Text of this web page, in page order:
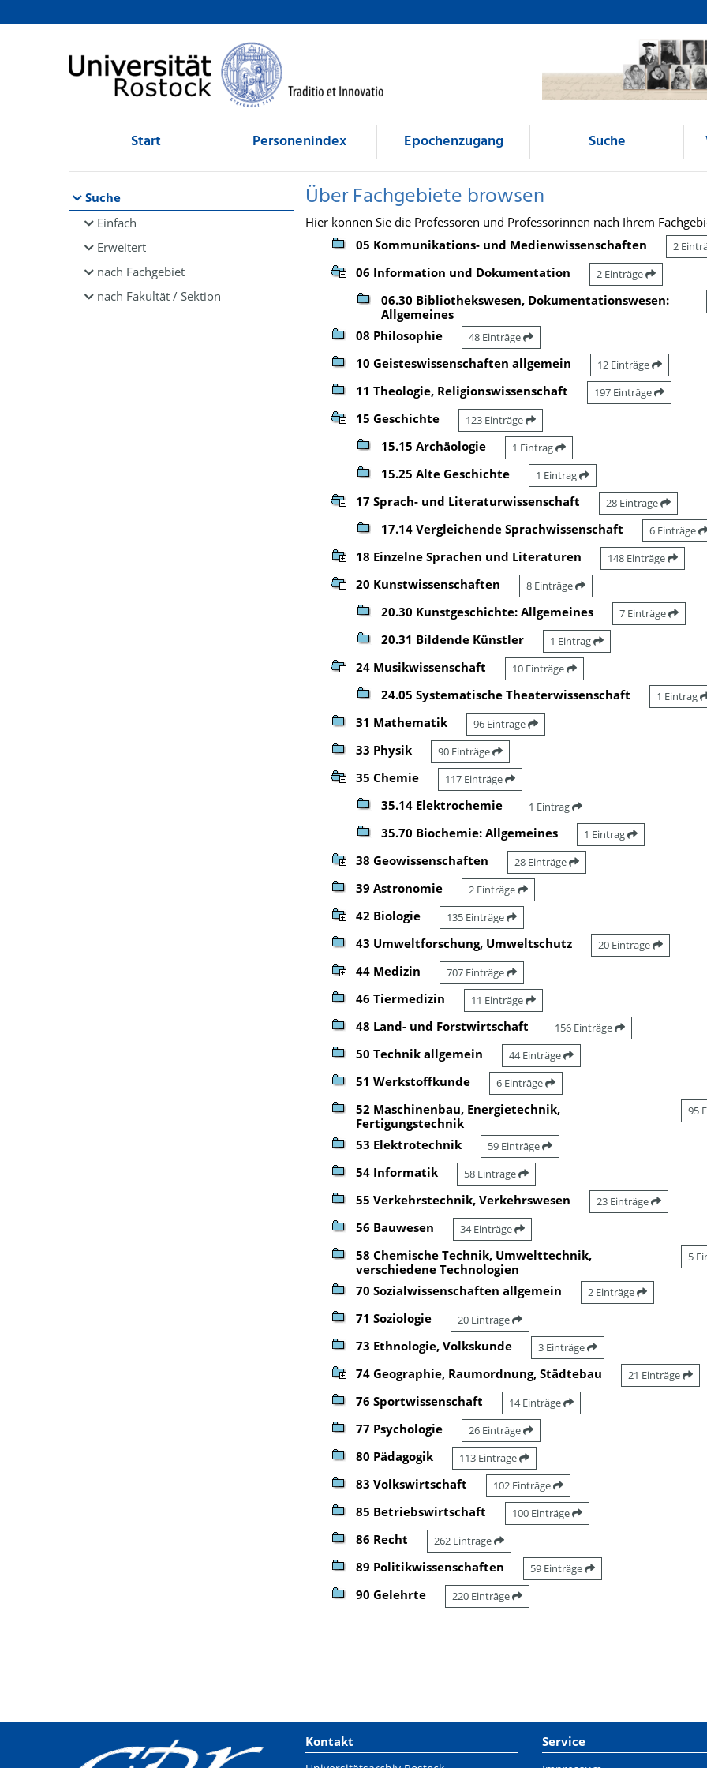
Browsen
direkt zum Inhalt
Start Personenindex Epochenzugang Suche
Suche
Einfach
Erweitert
nach Fachgebiet
nach Fakultät / Sektion
Über Fachgebiete browsen
Hier können Sie die Professoren und Professorinnen nach Ihrem
05 Kommunikations- und Medienwissenschaften
2
06 Information und Dokumentation 2 Einträge
06.30 Bibliothekswesen, Dokumentationswesen:
Allgemeines
08 Philosophie 48 Einträge
10 Geisteswissenschaften allgemein 12 Einträge
11 Theologie, Religionswissenschaft 197 Einträge
15 Geschichte 123 Einträge
15.15 Archäologie 1 Eintrag
15.25 Alte Geschichte 1 Eintrag
17 Sprach- und Literaturwissenschaft 28 Einträge
17.14 Vergleichende Sprachwissenschaft 6 Einträge
18 Einzelne Sprachen und Literaturen 148 Einträge
20 Kunstwissenschaften 8 Einträge
20.30 Kunstgeschichte: Allgemeines 7 Einträge
20.31 Bildende Künstler 1 Eintrag
24 Musikwissenschaft 10 Einträge
24.05 Systematische Theaterwissenschaft 1 Eintrag
31 Mathematik 96 Einträge
33 Physik 90 Einträge
35 Chemie 117 Einträge
35.14 Elektrochemie 1 Eintrag
35.70 Biochemie: Allgemeines 1 Eintrag
38 Geowissenschaften 28 Einträge
39 Astronomie 2 Einträge
42 Biologie 135 Einträge
43 Umweltforschung, Umweltschutz 20 Einträge
44 Medizin 707 Einträge
46 Tiermedizin 11 Einträge
48 Land- und Forstwirtschaft 156 Einträge
50 Technik allgemein 44 Einträge
51 Werkstoffkunde 6 Einträge
52 Maschinenbau, Energietechnik,
Fertigungstechnik
95
53 Elektrotechnik 59 Einträge
54 Informatik 58 Einträge
55 Verkehrstechnik, Verkehrswesen 23 Einträge
56 Bauwesen 34 Einträge
58 Chemische Technik, Umwelttechnik,
verschiedene Technologien
5
70 Sozialwissenschaften allgemein 2 Einträge
71 Soziologie 20 Einträge
73 Ethnologie, Volkskunde 3 Einträge
74 Geographie, Raumordnung, Städtebau 21 Einträge
76 Sportwissenschaft 14 Einträge
77 Psychologie 26 Einträge
80 Pädagogik 113 Einträge
83 Volkswirtschaft 102 Einträge
85 Betriebswirtschaft 100 Einträge
86 Recht 262 Einträge
89 Politikwissenschaften 59 Einträge
90 Gelehrte 220 Einträge
Kontakt Service